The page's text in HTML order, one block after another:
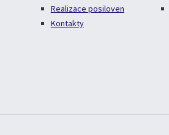
Realizace posiloven
Kontakty